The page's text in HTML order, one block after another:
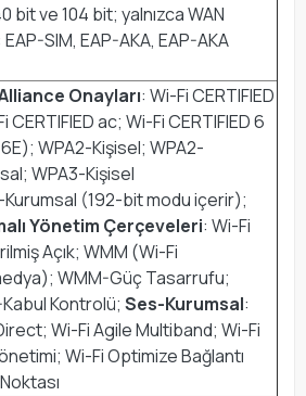
bit ve 104 bit; yalnızca WAN
EAP-SIM, EAP-AKA, EAP-AKA
Onayları: Wi-Fi CERTIFIED
CERTIFIED ac; Wi-Fi CERTIFIED 6
WPA2-Kişisel; WPA2-
WPA3-Kişisel
Kurumsal (192-bit modu içerir);
Yönetim Çerçeveleri: Wi-Fi
Açık; WMM (Wi-Fi
WMM-Güç Tasarrufu;
Kontrolü; Ses-Kurumsal:
Wi-Fi Agile Multiband; Wi-Fi
Wi-Fi Optimize Bağlantı